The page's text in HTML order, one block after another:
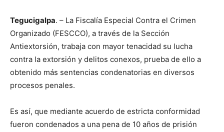
Tegucigalpa. – La Fiscalía Especial Contra el Crimen
Organizado (FESCCO), a través de la Sección
Antiextorsión, trabaja con mayor tenacidad su lucha
contra la extorsión y delitos conexos, prueba de ello a
obtenido más sentencias condenatorias en diversos
procesos penales.
Es así, que mediante acuerdo de estricta conformidad
fueron condenados a una pena de 10 años de prisión